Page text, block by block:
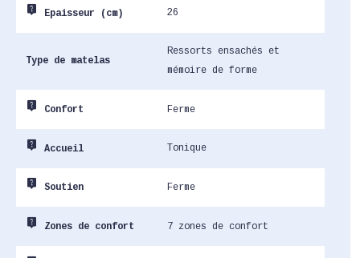
live_help Epaisseur (cm) 26
Type de matelas
Ressorts ensachés et
mémoire de forme
live_help Confort Ferme
live_help Accueil Tonique
live_help Soutien Ferme
live_help Zones de confort 7 zones de confort